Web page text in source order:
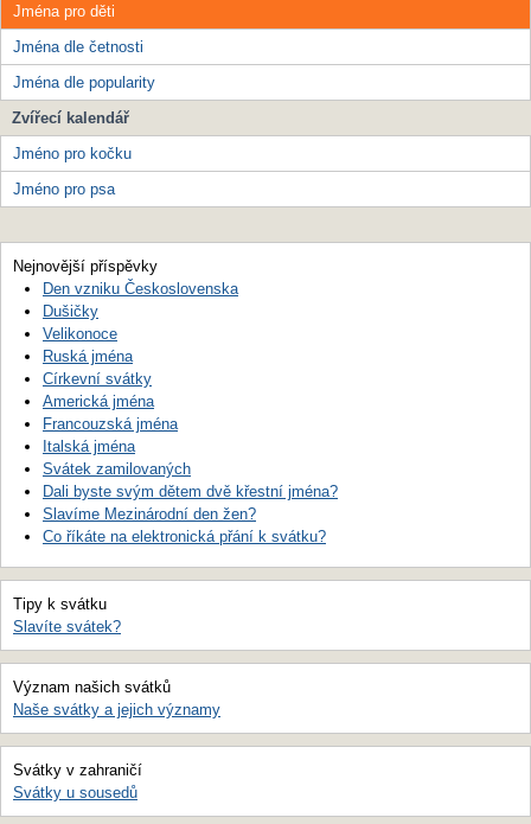
Jména pro děti
Jména dle četnosti
Jména dle popularity
Zvířecí kalendář
Jméno pro kočku
Jméno pro psa
Nejnovější příspěvky
Den vzniku Československa
Dušičky
Velikonoce
Ruská jména
Církevní svátky
Americká jména
Francouzská jména
Italská jména
Svátek zamilovaných
Dali byste svým dětem dvě křestní jména?
Slavíme Mezinárodní den žen?
Co říkáte na elektronická přání k svátku?
Tipy k svátku
Slavíte svátek?
Význam našich svátků
Naše svátky a jejich významy
Svátky v zahraničí
Svátky u sousedů